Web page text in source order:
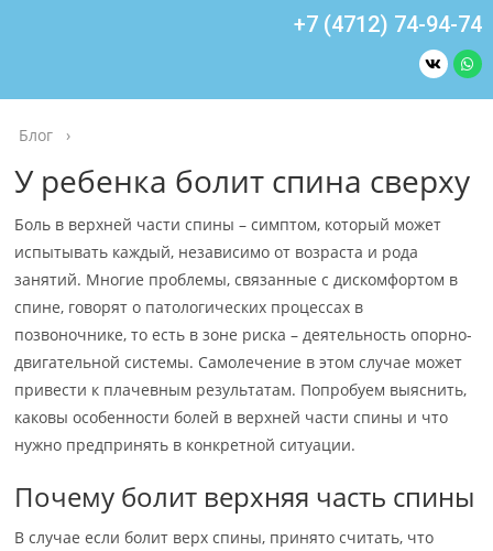
+7 (4712) 74-94-74
Блог ›
У ребенка болит спина сверху
Боль в верхней части спины – симптом, который может
испытывать каждый, независимо от возраста и рода
занятий. Многие проблемы, связанные с дискомфортом в
спине, говорят о патологических процессах в
позвоночнике, то есть в зоне риска – деятельность опорно-
двигательной системы. Самолечение в этом случае может
привести к плачевным результатам. Попробуем выяснить,
каковы особенности болей в верхней части спины и что
нужно предпринять в конкретной ситуации.
Почему болит верхняя часть спины
В случае если болит верх спины, принято считать, что